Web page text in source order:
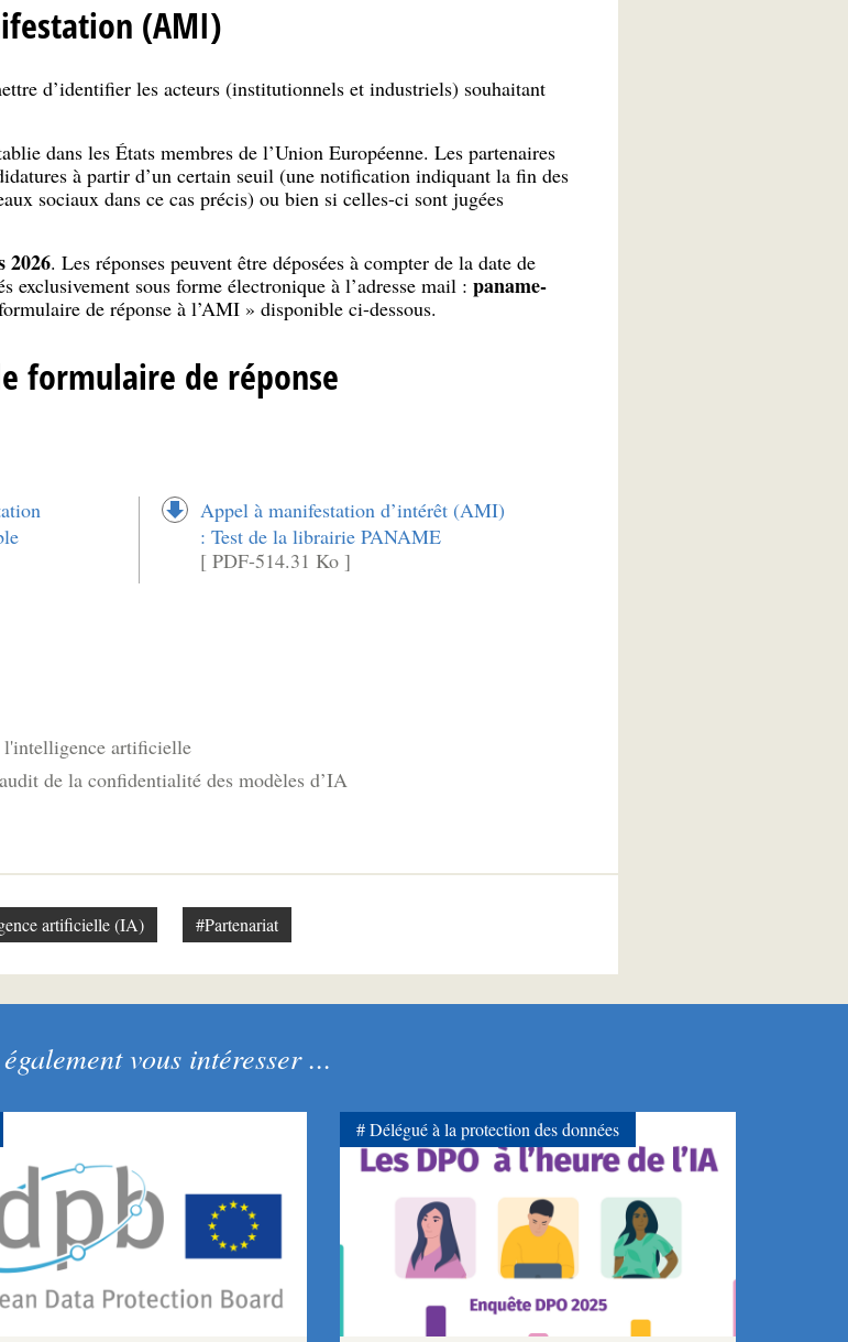
(AMI)
d’identifier les acteurs (institutionnels et industriels) souhaitant
dans les États membres de l’Union Européenne. Les partenaires
à partir d’un certain seuil (une notification indiquant la fin des
sociaux dans ce cas précis) ou bien si celles-ci sont jugées
2026. Les réponses peuvent être déposées à compter de la date de
exclusivement sous forme électronique à l’adresse mail : paname-
de réponse à l’AMI » disponible ci-dessous.
formulaire de réponse
Appel à manifestation d’intérêt (AMI)
: Test de la librairie PANAME
[ PDF-514.31 Ko ]
l'intelligence artificielle
de la confidentialité des modèles d’IA
artificielle (IA) #Partenariat
vous intéresser ...
Délégué à la protection des données